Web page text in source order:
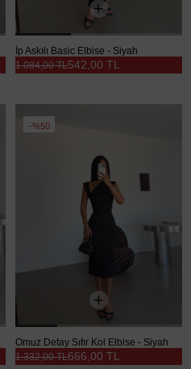
İp Askılı Basic Elbise - Siyah
542,00 TL
1.084,00 TL
%50
Omuz Detay Sıfır Kol Elbise - Siyah
666,00 TL
1.332,00 TL